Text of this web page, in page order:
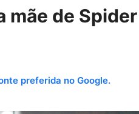
mãe de Spider
preferida no Google.